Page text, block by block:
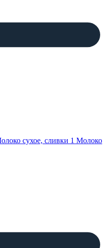
сухое, сливки 1 Молоко